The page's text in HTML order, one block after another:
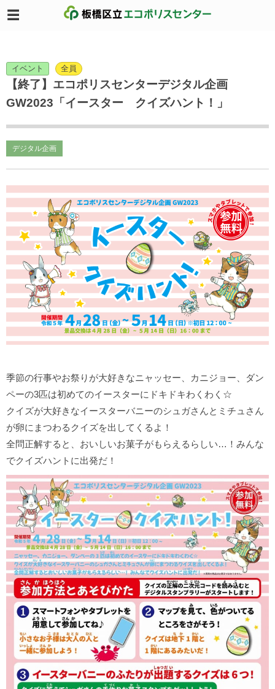
イベント 全員
【終了】エコポリスセンターデジタル企画
GW2023「イースター クイズハント！」
デジタル企画
季節の行事やお祭りが大好きなニャッセー、カニジョー、ダン
ペーの3匹は初めてのイースターにドキドキわくわく☆
クイズが大好きなイースターバニーのシュガさんとミチュさん
が卵にまつわるクイズを出してくるよ！
全問正解すると、おいしいお菓子がもらえるらしい…！みんな
でクイズハントに出発だ！